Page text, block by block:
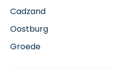
Cadzand
Oostburg
Groede